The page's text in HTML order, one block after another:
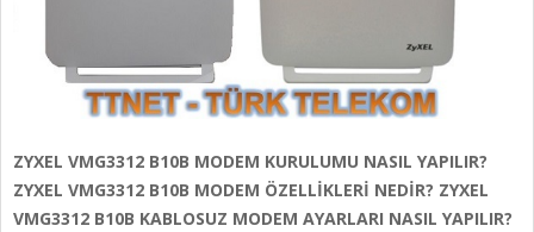
ZYXEL VMG3312 B10B MODEM KURULUMU NASIL YAPILIR?
ZYXEL VMG3312 B10B MODEM ÖZELLİKLERİ NEDİR? ZYXEL
VMG3312 B10B KABLOSUZ MODEM AYARLARI NASIL YAPILIR?